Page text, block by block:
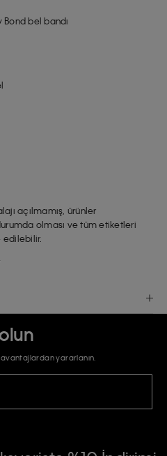
bel bandı
açılmamış, ürünler
olması ve tüm etiketleri
edilebilir.
yararlanın.
ONAY METNİ